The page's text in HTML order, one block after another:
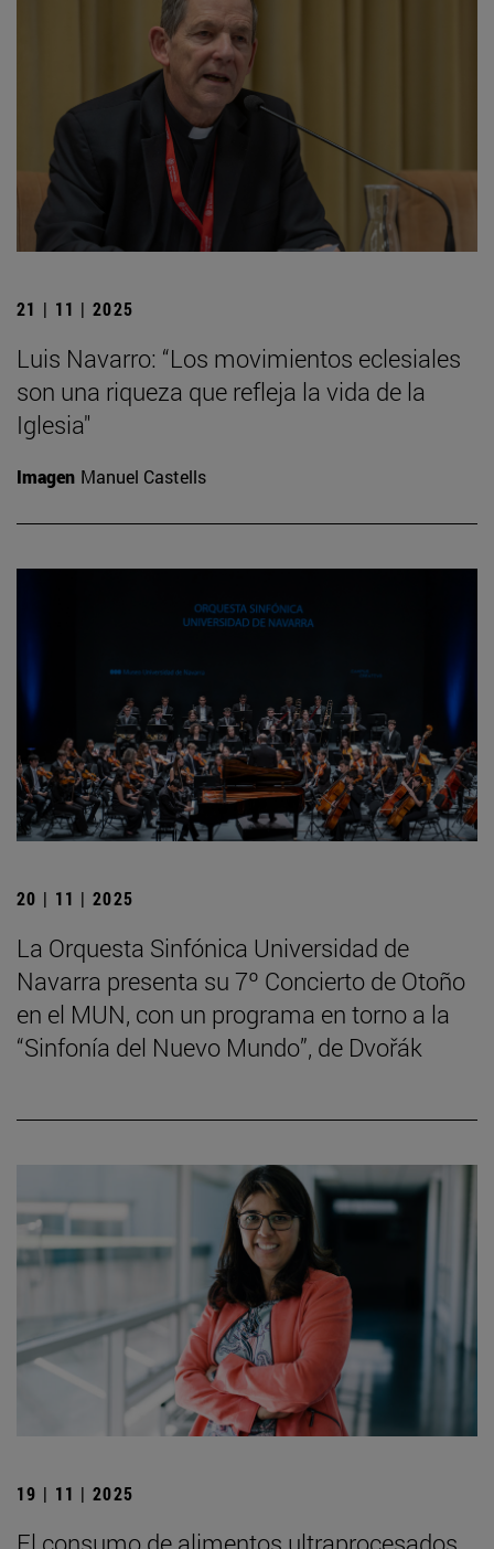
21 | 11 | 2025
Luis Navarro: “Los movimientos eclesiales
son una riqueza que refleja la vida de la
Iglesia"
Imagen Manuel Castells
20 | 11 | 2025
La Orquesta Sinfónica Universidad de
Navarra presenta su 7º Concierto de Otoño
en el MUN, con un programa en torno a la
“Sinfonía del Nuevo Mundo”, de Dvořák
19 | 11 | 2025